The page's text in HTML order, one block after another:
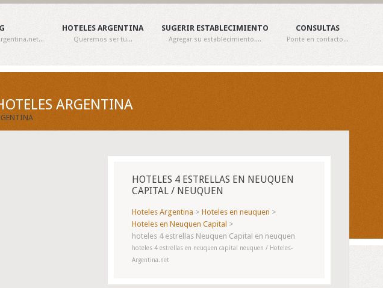
HOTELES ARGENTINA
Queremos ser tu...
SUGERIR ESTABLECIMIENTO
Agregar su establecimiento....
CONSULTAS
Ponte en contacto...
ARGENTINA
HOTELES 4 ESTRELLAS EN NEUQUEN
CAPITAL / NEUQUEN
Hoteles Argentina > Hoteles en neuquen >
Hoteles en Neuquen Capital >
hoteles 4 estrellas Neuquen Capital en neuquen
hoteles 4 estrellas en neuquen capital neuquen / Hoteles-
Argentina.net